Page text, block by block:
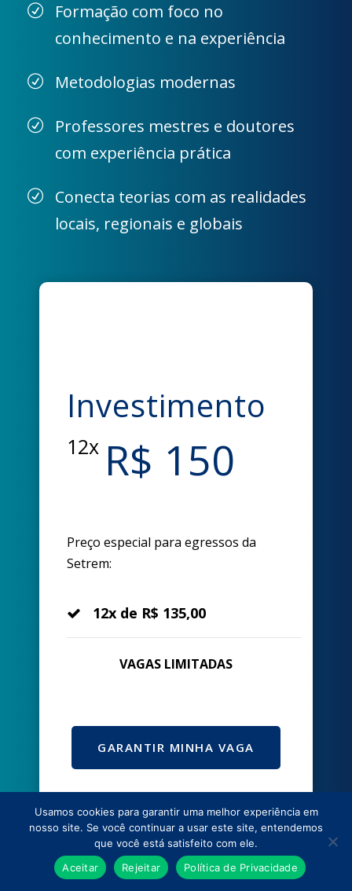
Formação com foco no
conhecimento e na experiência
Metodologias modernas
Professores mestres e doutores
com experiência prática
Conecta teorias com as realidades
locais, regionais e globais
Investimento
12x R$ 150
Preço especial para egressos da
Setrem:
12x de R$ 135,00
VAGAS LIMITADAS
GARANTIR MINHA VAGA
Usamos cookies para garantir uma melhor experiência em
nosso site. Se você continuar a usar este site, entendemos
que você está satisfeito com ele.
Aceitar
Rejeitar Política de Privacidade